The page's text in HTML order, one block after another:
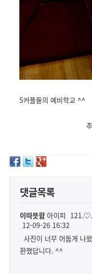
5커플들의 예비학교 ^^
댓글목록
이따뜻함 아이피
12-09-26 16:32
사진이 너무 어둡게 나
환했답니다. ^^